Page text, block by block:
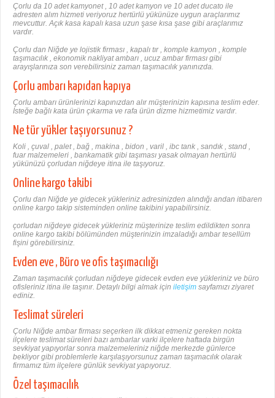
Çorlu da 10 adet kamyonet , 10 adet kamyon ve 10 adet ducato ile
adresten alım hizmeti veriyoruz hertürlü yükünüze uygun araçlarımız
mevcuttur. Açık kasa kapalı kasa uzun şase kısa şase gibi araçlarımız
vardır.
Çorlu dan Niğde ye lojistik firması , kapalı tır , komple kamyon , komple
taşımacılık , ekonomik nakliyat ambarı , ucuz ambar firması gibi
arayışlarınıza son verebilirsiniz zaman taşımacılık yanınızda.
Çorlu ambarı kapıdan kapıya
Çorlu ambarı ürünlerinizi kapınızdan alır müşterinizin kapısına teslim eder.
İsteğe bağlı kata ürün çıkarma ve rafa ürün dizme hizmetimiz vardır.
Ne tür yükler taşıyorsunuz ?
Koli , çuval , palet , bağ , makina , bidon , varil , ibc tank , sandık , stand ,
fuar malzemeleri , bankamatik gibi taşıması yasak olmayan hertürlü
yükünüzü çorludan niğdeye itina ile taşıyoruz.
Online kargo takibi
Çorlu dan Niğde ye gidecek yükleriniz adresinizden alındığı andan itibaren
online kargo takip sisteminden online takibini yapabilirsiniz.
çorludan niğdeye gidecek yükleriniz müşterinize teslim edildikten sonra
online kargo takibi bölümünden müşterinizin imzaladığı ambar tesellüm
fişini görebilirsiniz.
Evden eve , Büro ve ofis taşımacılığı
Zaman taşımacılık çorludan niğdeye gidecek evden eve yükleriniz ve büro
ofisleriniz itina ile taşınır. Detaylı bilgi almak için iletişim sayfamızı ziyaret
ediniz.
Teslimat süreleri
Çorlu Niğde ambar firması seçerken ilk dikkat etmeniz gereken nokta
ilçelere teslimat süreleri bazı ambarlar varki ilçelere haftada birgün
sevkiyat yapıyorlar sonra malzemeleriniz niğde merkezde günlerce
bekliyor gibi problemlerle karşılaşıyorsunuz zaman taşımacılık olarak
firmamız tüm ilçelere günlük sevkiyat yapıyoruz.
Özel taşımacılık